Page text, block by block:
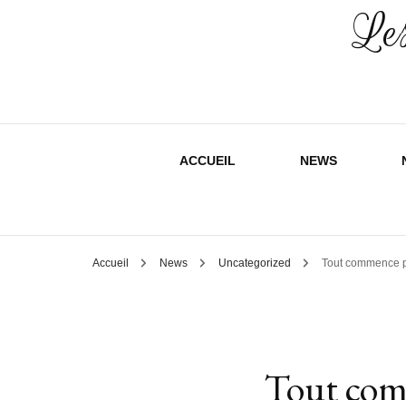
ACCUEIL NEWS
Accueil News Uncategorized Tout commence
Tout